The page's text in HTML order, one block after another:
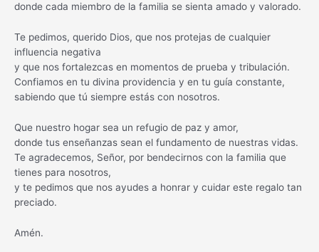
donde cada miembro de la familia se sienta amado y valorado.
Te pedimos, querido Dios, que nos protejas de cualquier
influencia negativa
y que nos fortalezcas en momentos de prueba y tribulación.
Confiamos en tu divina providencia y en tu guía constante,
sabiendo que tú siempre estás con nosotros.
Que nuestro hogar sea un refugio de paz y amor,
donde tus enseñanzas sean el fundamento de nuestras vidas.
Te agradecemos, Señor, por bendecirnos con la familia que
tienes para nosotros,
y te pedimos que nos ayudes a honrar y cuidar este regalo tan
preciado.
Amén.